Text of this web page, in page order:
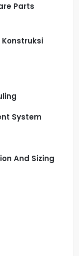
Parts
System
And Sizing